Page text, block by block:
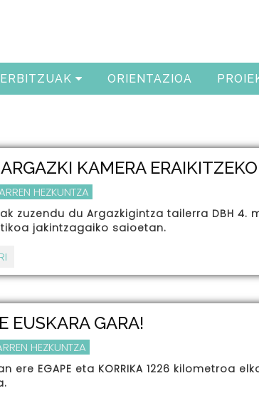
ORIENTAZIOA
KAMERA
HEZKUNTZA
zuzendu du Argazkigintza tailerra DBH 4.
jakintzagaiko saioetan.
EUSKARA GARA!
HEZKUNTZA
ere EGAPE eta KORRIKA 1226 kilometroa